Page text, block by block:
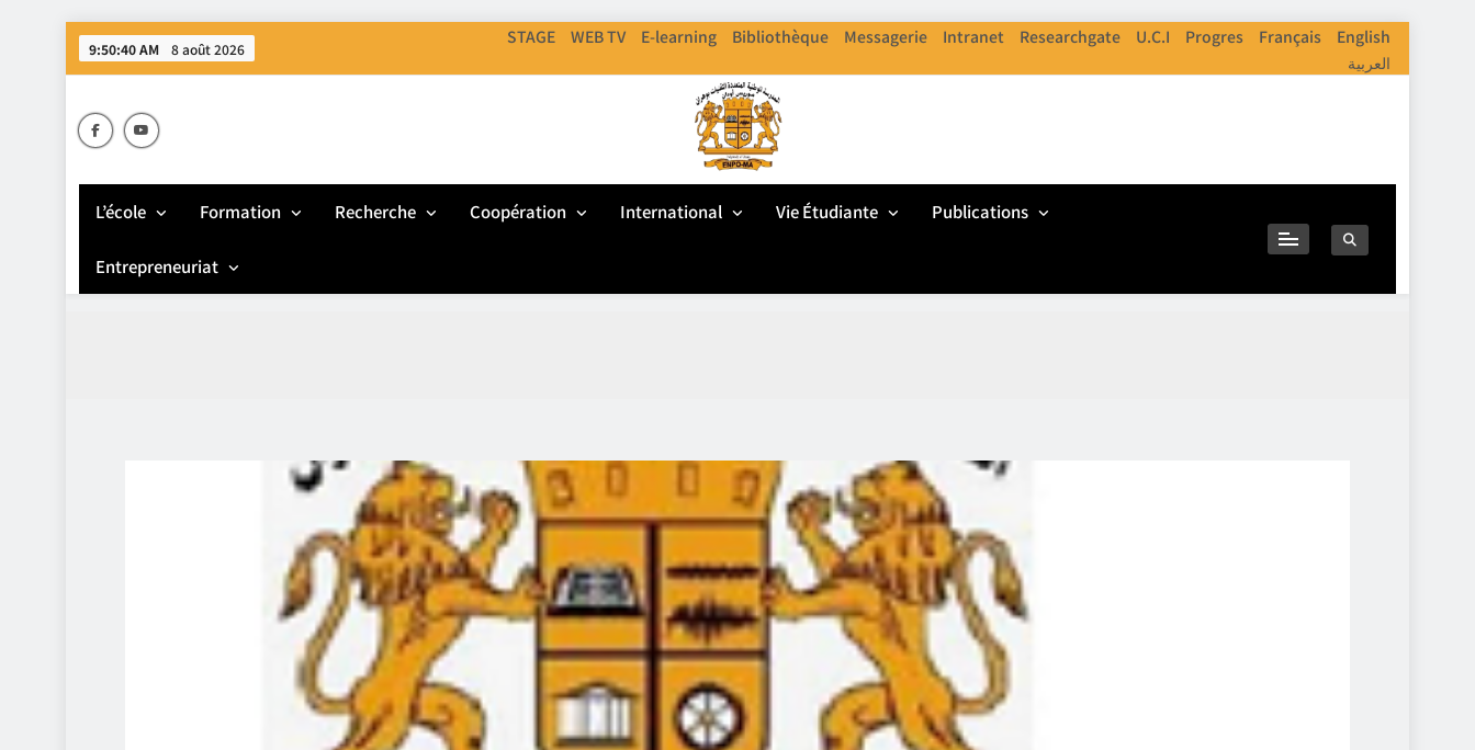
Skip
to 9:50:41 AM 8 août 2026
STAGE WEB TV E-learning Bibliothèque Messagerie Intranet Researchgate U.C.I Progres Français
English
العربية
ENPO
Ecole Nationale Polythechnique D'Oran
L’école Formation Recherche Coopération International Vie Étudiante Publications
Entrepreneuriat